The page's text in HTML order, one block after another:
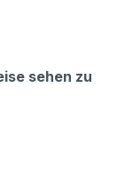
sehen zu